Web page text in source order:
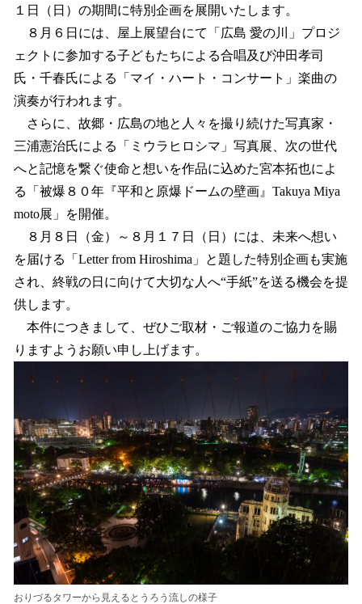
み
込
中
で
す
１日（日）の期間に特別企画を展開いたします。
８月６日には、屋上展望台にて「広島 愛の川」プロジ
ェクトに参加する子どもたちによる合唱及び沖田孝司
氏・千春氏による「マイ・ハート・コンサート」楽曲の
演奏が行われます。
さらに、故郷・広島の地と人々を撮り続けた写真家・
三浦憲治氏による「ミウラヒロシマ」写真展、次の世代
へと記憶を繋ぐ使命と想いを作品に込めた宮本拓也によ
る「被爆８０年『平和と原爆ドームの壁画』Takuya Miya
moto展」を開催。
８月８日（金）～８月１７日（日）には、未来へ想い
を届ける「Letter from Hiroshima」と題した特別企画も実施
され、終戦の日に向けて大切な人へ“手紙”を送る機会を提
供します。
本件につきまして、ぜひご取材・ご報道のご協力を賜
りますようお願い申し上げます。
おりづるタワーから見えるとうろう流しの様子